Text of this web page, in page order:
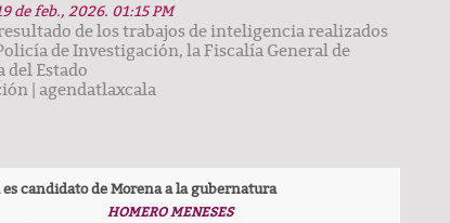
de feb., 2026. 01:15 PM
de los trabajos de inteligencia realizados
de Investigación, la Fiscalía General de
del Estado
| agendatlaxcala
candidato de Morena a la gubernatura
HOMERO MENESES